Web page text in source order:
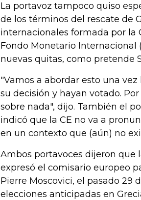
La portavoz tampoco quiso
de los términos del rescate de
internacionales formada por la
Fondo Monetario Internacional
nuevas quitas, como pretende
"Vamos a abordar esto una
su decisión y hayan votado.
sobre nada", dijo. También el
indicó que la CE no va a
en un contexto que (aún) no
Ambos portavoces dijeron que
expresó el comisario europeo
Pierre Moscovici, el pasado 29
elecciones anticipadas en